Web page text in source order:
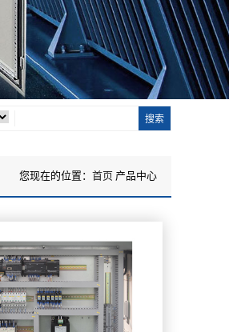
您现在的位置： 首页 产品中心